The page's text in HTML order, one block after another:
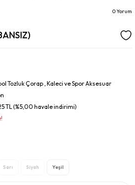
0 Yorum
Tozluk Çorap ,Kaleci ve Spor Aksesuar
TL (%5,00 havale indirimi)
Sarı Siyah Yeşil